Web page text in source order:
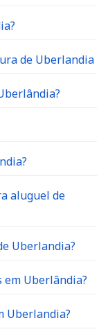
de Uberlandia
aluguel de
Uberlandia?
em Uberlândia?
Uberlandia?